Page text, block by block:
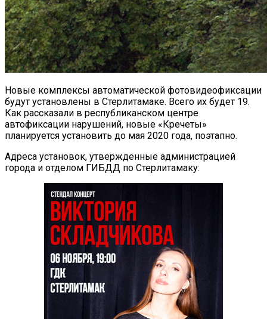
Новые комплексы автоматической фотовидеофиксации
будут установлены в Стерлитамаке. Всего их будет 19.
Как рассказали в республиканском центре
автофиксации нарушений, новые «Кречеты»
планируется установить до мая 2020 года, поэтапно.
Адреса установок, утвержденные администрацией
города и отделом ГИБДД по Стерлитамаку: